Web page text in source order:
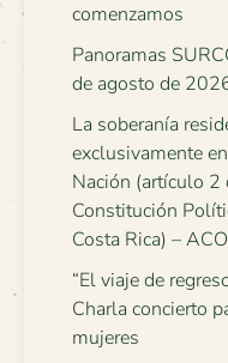
comenzamos
Panoramas
de agosto de
La soberanía
exclusivamente
Nación (artículo 2
Constitución
Costa Rica) –
“El viaje de
Charla concierto
mujeres